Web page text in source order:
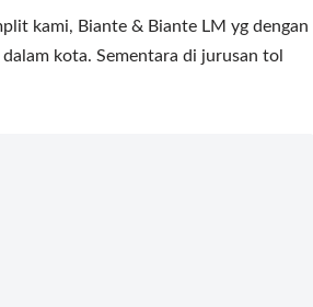
kami, Biante & Biante LM yg dengan
kota. Sementara di jurusan tol